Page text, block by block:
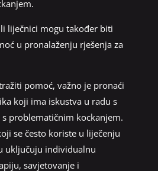
liječnici mogu također biti
u pronalaženju rješenja za
pomoć, važno je pronaći
koji ima iskustva u radu s
problematičnim kockanjem.
se često koriste u liječenju
uključuju individualnu
savjetovanje i